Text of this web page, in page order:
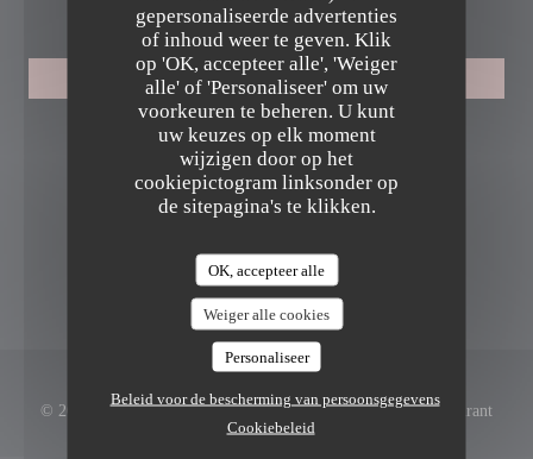
gepersonaliseerde advertenties
of inhoud weer te geven. Klik
op 'OK, accepteer alle', 'Weiger
alle' of 'Personaliseer' om uw
voorkeuren te beheren. U kunt
uw keuzes op elk moment
wijzigen door op het
cookiepictogram linksonder op
de sitepagina's te klikken.
OK, accepteer alle
Weiger alle cookies
Personaliseer
Beleid voor de bescherming van persoonsgegevens
Cookiebeleid
RESERVEER EEN TAFEL
VOLG ONS
NIEUWSBRIEF
© 2026 Les Casseroles Lilloises, Bistrot de copains ! — Restaurant
website gecreëerd door
CASSEROLES LILLOISES, BISTROT DE